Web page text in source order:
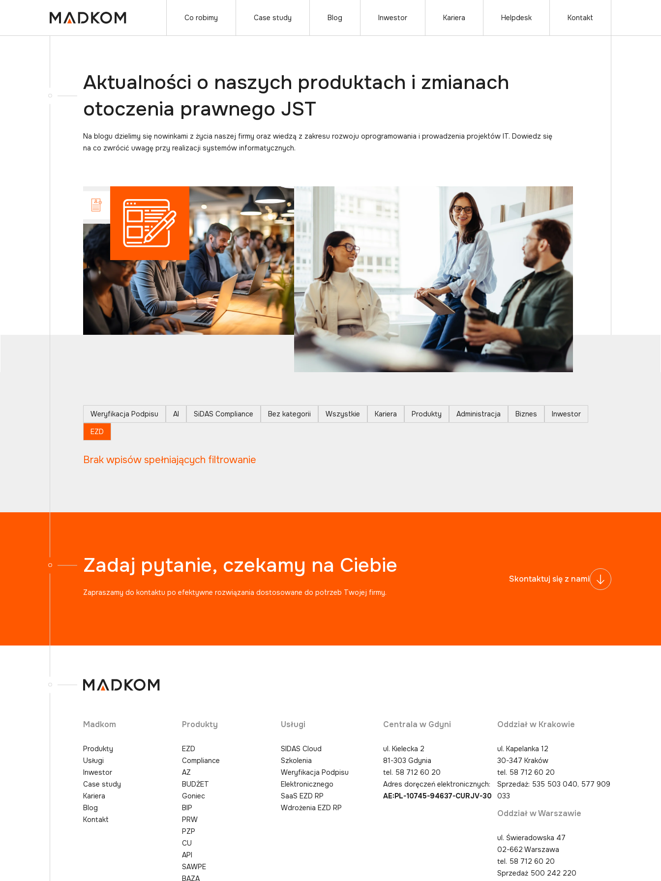
Co robimy Case study Blog Inwestor Kariera Helpdesk Kontakt
Aktualności o naszych produktach i zmianach
otoczenia prawnego JST
Na blogu dzielimy się nowinkami z życia naszej firmy oraz wiedzą z zakresu rozwoju oprogramowania i prowadzenia projektów IT. Dowiedz się
na co zwrócić uwagę przy realizacji systemów informatycznych.
Weryfikacja Podpisu AI SiDAS Compliance Bez kategorii Wszystkie Kariera Produkty Administracja Biznes
Inwestor
EZD
Brak wpisów spełniających filtrowanie
Zadaj pytanie, czekamy na Ciebie
Zapraszamy do kontaktu po efektywne rozwiązania dostosowane do potrzeb Twojej firmy.
Skontaktuj się z nami
Madkom
Produkty
Usługi
Inwestor
Case study
Kariera
Blog
Kontakt
Produkty
EZD
Compliance
AZ
BUDŻET
Goniec
BIP
PRW
PZP
CU
API
SAWPE
BAZA
Usługi
SIDAS Cloud
Szkolenia
Weryfikacja Podpisu
Elektronicznego
SaaS EZD RP
Wdrożenia EZD RP
Centrala w Gdyni
ul. Kielecka 2
81-303 Gdynia
tel. 58 712 60 20
Adres doręczeń elektronicznych:
AE:PL-10745-94637-CURJV-30
Oddział w Krakowie
ul. Kapelanka 12
30-347 Kraków
tel. 58 712 60 20
Sprzedaż: 535 503 040, 577 909
033
Oddział w Warszawie
ul. Świeradowska 47
02-662 Warszawa
tel. 58 712 60 20
Sprzedaż 500 242 220